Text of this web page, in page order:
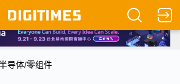
导体/零组件